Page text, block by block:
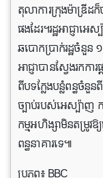
តុលាការក្រុងម៉ាឌ្រី
ផងដែរ។រដ្ឋអាជ្ញា
ឆបោកប្រាក់រដ្ឋចំនួន
អាជ្ញាបានស្វែងរកក
ពីបទក្លែងបន្លំពន្ធចំ
ច្បាប់របស់អេស្ប៉ាញ ក
កម្មអហិង្សាមិនតម្រូវ
ពន្ធនាគារទេ៕
ប្រភព៖ BBC